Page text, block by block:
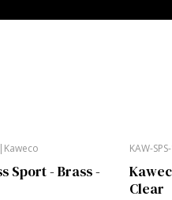
| Kaweco
Sport - Brass -
KAW-
Clear